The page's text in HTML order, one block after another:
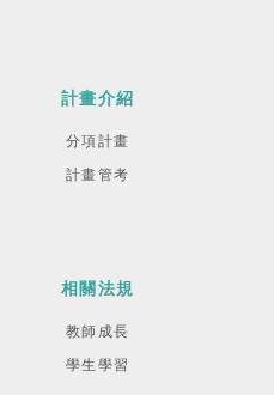
計畫介紹
分項計畫
計畫管考
相關法規
教師成長
學生學習